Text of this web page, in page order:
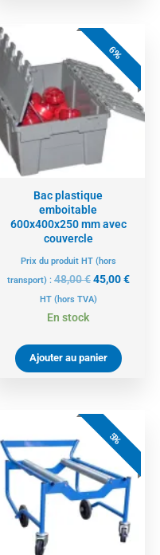
6%
Bac plastique
emboitable
600x400x250 mm avec
couvercle
Prix du produit HT (hors
transport) :48,00€
Le
prix
initial
était :
48,00 €.
45,00€
actuel
est :
45,00
HT (hors TVA)
En stock
Ajouter au panier
5%
prix
initial
était :
299,00 €.
actuel
est :
284,00 €.